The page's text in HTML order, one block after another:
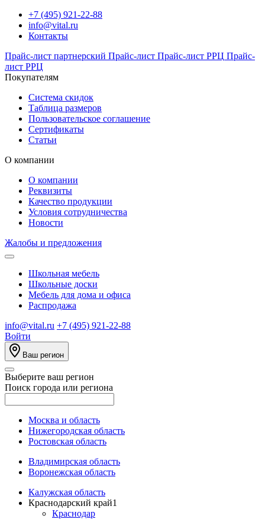
+7 (495) 921-22-88
info@vital.ru
Контакты
Прайс-лист партнерский Прайс-лист Прайс-лист РРЦ Прайс-
лист РРЦ
Покупателям
Система скидок
Таблица размеров
Пользовательское соглашение
Сертификаты
Статьи
О компании
О компании
Реквизиты
Качество продукции
Условия сотрудничества
Новости
Жалобы и предложения
Школьная мебель
Школьные доски
Мебель для дома и офиса
Распродажа
info@vital.ru +7 (495) 921-22-88
Войти
Ваш регион
Выберите ваш регион
Поиск города или региона
Москва и область
Нижегородская область
Ростовская область
Владимирская область
Воронежская область
Калужская область
Краснодарский край1
Краснодар